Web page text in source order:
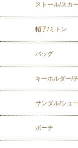
ストール/スカ
帽子/ミトン
バッグ
キーホルダー/
サンダル/シュ
ポーチ